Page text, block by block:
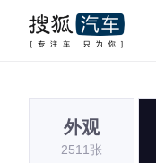
外观
2511张